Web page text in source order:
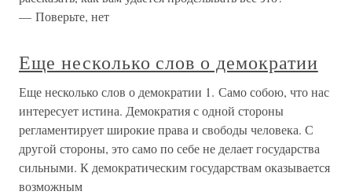
— Поверьте, нет
Еще несколько слов о демократии
Еще несколько слов о демократии 1. Само собою, что нас
интересует истина. Демократия с одной стороны
регламентирует широкие права и свободы человека. С
другой стороны, это само по себе не делает государства
сильными. К демократическим государствам оказывается
возможным